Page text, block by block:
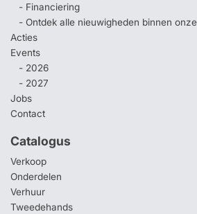
- Financiering
- Ontdek alle nieuwigheden binnen
Acties
Events
- 2026
- 2027
Jobs
Contact
Catalogus
Verkoop
Onderdelen
Verhuur
Tweedehands